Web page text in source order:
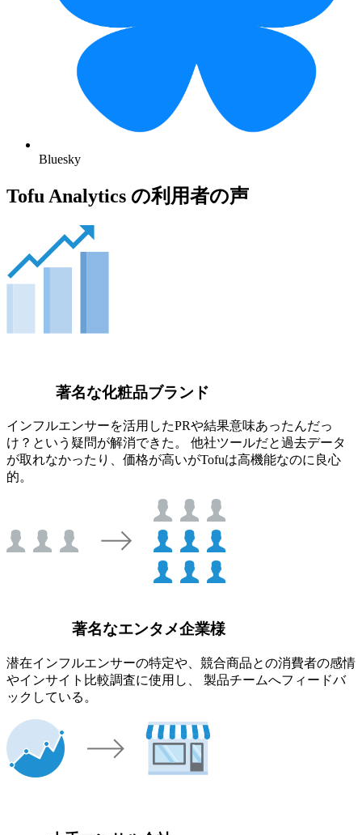
Bluesky
Tofu Analytics の利用者の声
著名な化粧品ブランド
インフルエンサーを活用したPRや結果意味あったんだっ
け？という疑問が解消できた。 他社ツールだと過去データ
が取れなかったり、価格が高いがTofuは高機能なのに良心
的。
著名なエンタメ企業様
潜在インフルエンサーの特定や、競合商品との消費者の感情
やインサイト比較調査に使用し、 製品チームへフィードバ
ックしている。